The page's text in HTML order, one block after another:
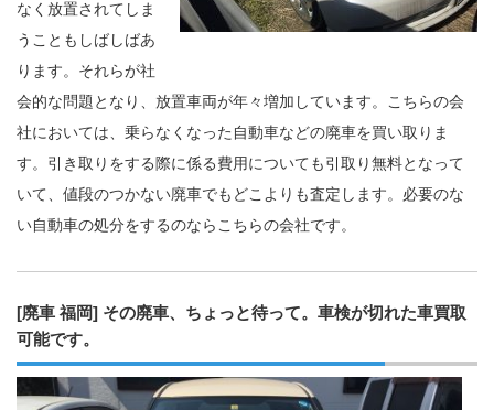
なく放置されてしま
うこともしばしばあ
ります。それらが社
会的な問題となり、放置車両が年々増加しています。こちらの会
社においては、乗らなくなった自動車などの廃車を買い取りま
す。引き取りをする際に係る費用についても引取り無料となって
いて、値段のつかない廃車でもどこよりも査定します。必要のな
い自動車の処分をするのならこちらの会社です。
[廃車 福岡] その廃車、ちょっと待って。車検が切れた車買取
可能です。